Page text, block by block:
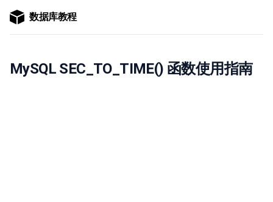
数据库教程
MySQL SEC_TO_TIME() 函数使用指南